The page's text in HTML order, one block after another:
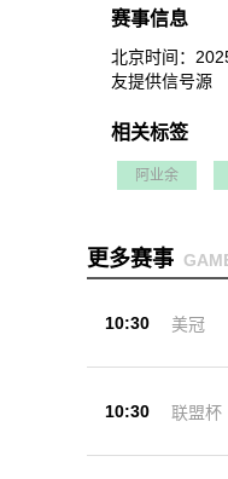
赛事信息
北京时间：
友提供信号源
相关标签
阿业余
更多赛事
10:30 美冠
10:30 联盟杯